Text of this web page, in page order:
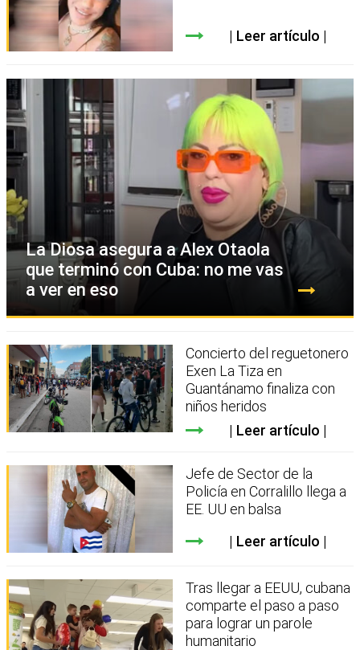
Leer artículo
La Diosa asegura a Alex Otaola
que terminó con Cuba: no me vas
a ver en eso
Concierto del reguetonero
Exen La Tiza en
Guantánamo finaliza con
niños heridos
Leer artículo
Jefe de Sector de la
Policía en Corralillo llega a
EE. UU en balsa
Leer artículo
Tras llegar a EEUU, cubana
comparte el paso a paso
para lograr un parole
humanitario